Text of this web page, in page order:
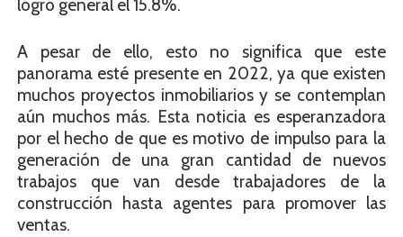
logró general el 15.8%.
A pesar de ello, esto no significa que este
panorama esté presente en 2022, ya que existen
muchos proyectos inmobiliarios y se contemplan
aún muchos más. Esta noticia es esperanzadora
por el hecho de que es motivo de impulso para la
generación de una gran cantidad de nuevos
trabajos que van desde trabajadores de la
construcción hasta agentes para promover las
ventas.